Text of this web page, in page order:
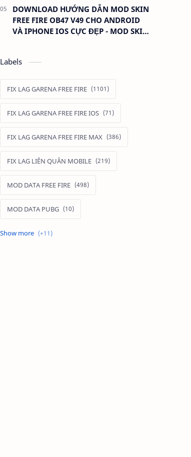
DOWNLOAD HƯỚNG DẪN MOD SKIN
FREE FIRE OB47 V49 CHO ANDROID
VÀ IPHONE IOS CỰC ĐẸP - MOD SKIN
Labels
FIX LAG GARENA FREE FIRE
FIX LAG GARENA FREE FIRE IOS
FIX LAG GARENA FREE FIRE MAX
FIX LAG LIÊN QUÂN MOBILE
MOD DATA FREE FIRE
MOD DATA PUBG
MOD FREE FIRE